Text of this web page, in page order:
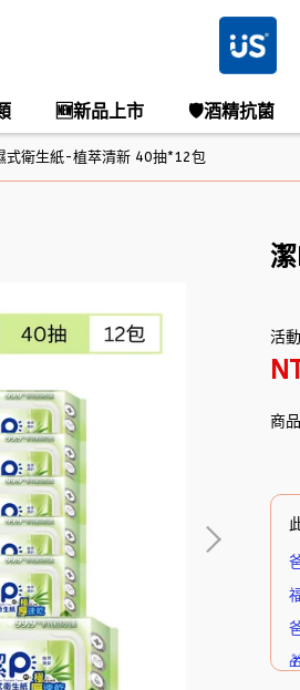
🆕新品上市 🛡️酒精抗菌
式衛生紙-植萃清新 40抽*12包
活
商